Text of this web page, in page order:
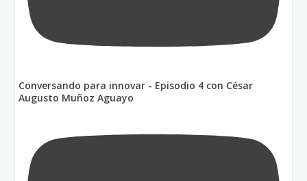
Conversando para innovar - Episodio 4 con César
Augusto Muñoz Aguayo